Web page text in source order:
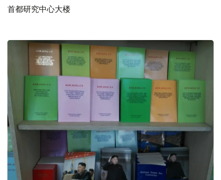
首都研究中心大楼